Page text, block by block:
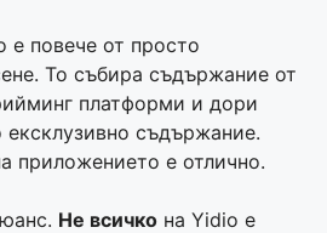
повече от просто
То събира съдържание от
платформи и дори
ексклузивно съдържание.
приложението е отлично.
Не всичко на Yidio е